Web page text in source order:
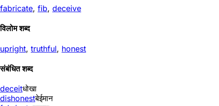
fabricate, fib, deceive
विलोम शब्द
upright, truthful, honest
संबंधित शब्द
deceitधोखा
dishonestबेईमान